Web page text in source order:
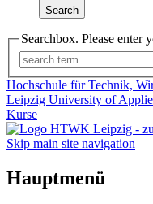
Search
Searchbox. Please enter
Hochschule für Technik,
Leipzig University of
Kurse
Skip main site navigation
Hauptmenü